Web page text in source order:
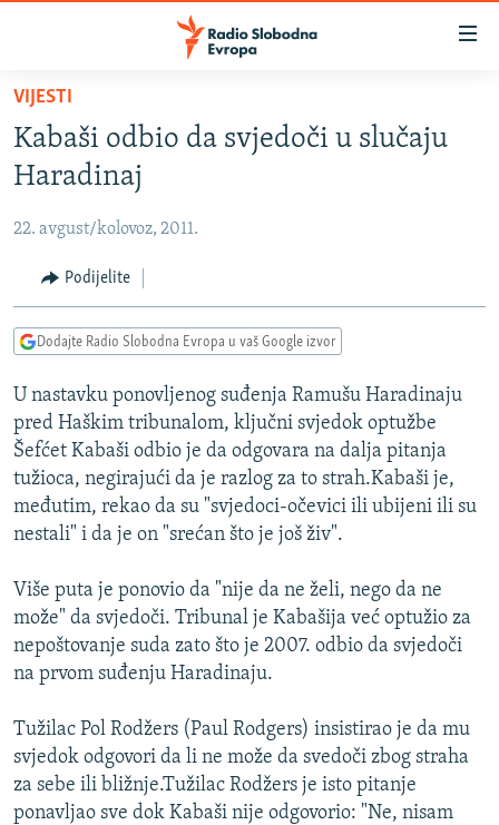
Pređite
glavni
sadržaj
na
navigaciju
Pređite
na
VIJESTI
BOSNA I HERCEGOVINA
KOSOVO
CRNA GORA
VIDEO
FOTOGALERIJE
INFOGRAFIKE
PODCASTI
RAT U UKRAJINI
KINA NA BALKANU
RSE PRIČE IZ SVIJETA
ISPRIČAJ MI
SPECIJALI RSE
VIŠE OD NASLOVA
GENOCID U SREBRENICI
POPLAVE I KLIZIŠTA U BIH 2024.
TV LIBERTY
POST SCRIPTUM
PRATITE NAS
Sve RFE/RL stranice
VIJESTI
Kabaši odbio da svjedoči u slučaju
Haradinaj
22. avgust/kolovoz, 2011.
Podijelite
Dodajte Radio Slobodna Evropa u vaš Google izvor
U nastavku ponovljenog suđenja Ramušu Haradinaju
pred Haškim tribunalom, ključni svjedok optužbe
Šefćet Kabaši odbio je da odgovara na dalja pitanja
tužioca, negirajući da je razlog za to strah.Kabaši je,
međutim, rekao da su "svjedoci-očevici ili ubijeni ili su
nestali" i da je on "srećan što je još živ".
Više puta je ponovio da "nije da ne želi, nego da ne
može" da svjedoči. Tribunal je Kabašija već optužio za
nepoštovanje suda zato što je 2007. odbio da svjedoči
na prvom suđenju Haradinaju.
Tužilac Pol Rodžers (Paul Rodgers) insistirao je da mu
svjedok odgovori da li ne može da svedoči zbog straha
za sebe ili bližnje.Tužilac Rodžers je isto pitanje
ponavljao sve dok Kabaši nije odgovorio: "Ne, nisam